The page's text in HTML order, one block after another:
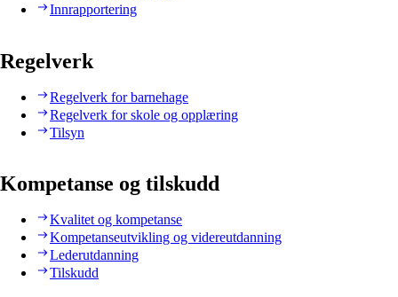
Innrapportering
Regelverk
Regelverk for barnehage
Regelverk for skole og opplæring
Tilsyn
Kompetanse og tilskudd
Kvalitet og kompetanse
Kompetanseutvikling og videreutdanning
Lederutdanning
Tilskudd